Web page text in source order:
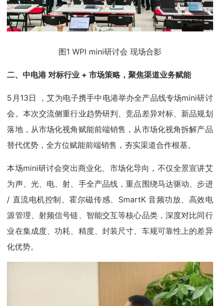
图1 WPI mini研讨会 现场合影
二、中电港 对标行业 + 市场策略，聚焦渠道业务赋能
5月13日 ，艾为电子携手中电港举办全产品线专场mini研讨
会。本次交流侧重行业趋势研判、竞品差异对标、新品规划
落地，从市场化视角赋能前端销售，从市场化视角拆解产品
替代优势，全方位赋能前端销售，夯实渠道合作根基。
本场mini研讨会突出商业化、市场化导向，不仅全景宣讲艾
为声、光、电、射、手全产品线，重点围绕马达驱动、步进
/ 直流电机控制、霍尔磁传感、SmartK 音频功放、高效电
源管理、射频信号链、智能交互等核心品类，深度对比同行
业在集成度、功耗、精度、封装尺寸、车规可靠性上的差异
化优势。